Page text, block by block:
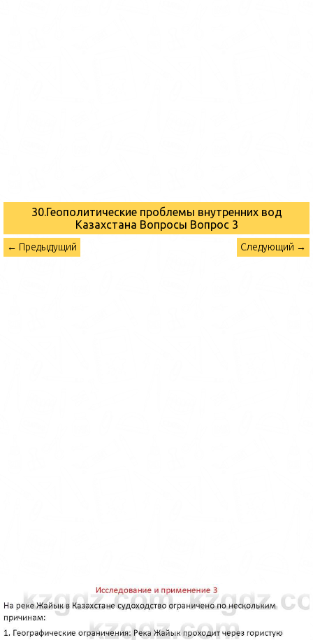
30.Геополитические проблемы внутренних вод
Казахстана Вопросы Вопрос 3
← Предыдущий Следующий →